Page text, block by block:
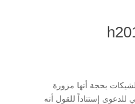
بحجة أنها مزورة
للدعوى إستناداً للقول أنه